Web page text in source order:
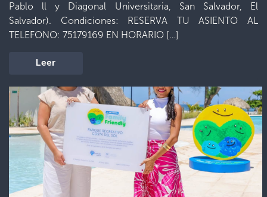
Pablo ll y Diagonal Universitaria, San Salvador, El
Salvador). Condiciones: RESERVA TU ASIENTO AL
TELEFONO: 75179169 EN HORARIO […]
Leer